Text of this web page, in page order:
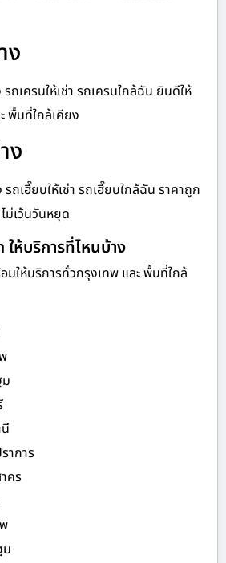
ง
ถเครนให้เช่า รถเครนใกล้ฉัน ยินดีให้
พื้นที่ใกล้เคียง
ง
ถเฮี๊ยบให้เช่า รถเฮี๊ยบใกล้ฉัน ราคาถูก
ม่เว้นวันหยุด
ห้บริการที่ไหนบ้าง
มให้บริการทั่วกรุงเทพ และ พื้นที่ใกล้
าการ
คร